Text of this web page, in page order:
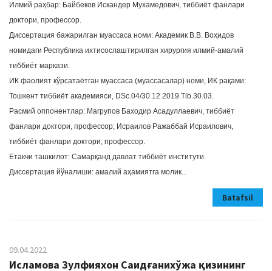
Илмий раҳбар: Байбеков Искандер Мухамедович, тиббиёт фанлари
доктори, профессор.
Диссертация бажарилган муассаса номи: Академик В.В. Воҳидов
номидаги Республика ихтисослаштирилган хирургия илмий-амалий
тиббиёт маркази.
ИК фаолият кўрсатаётган муассаса (муассасалар) номи, ИК рақами:
Тошкент тиббиёт академияси, DSc.04/30.12.2019.Tib.30.03.
Расмий оппонентлар: Магрупов Баходир Асадуллаевич, тиббиёт
фанлари доктори, профессор; Исраилов Ражаббай Исраилович,
тиббиёт фанлари доктори, профессор.
Етакчи ташкилот: Самарқанд давлат тиббиёт институти.
Диссертация йўналиши: амалий аҳамиятга молик...
Batafsil
09.04.2022
Исламова Зулфияхон Саидғанихўжа қизининг